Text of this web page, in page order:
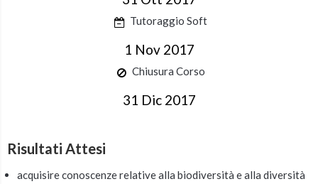
Tutoraggio Soft
1 Nov 2017
Chiusura Corso
31 Dic 2017
Risultati Attesi
acquisire conoscenze relative alla biodiversità e alla diversità